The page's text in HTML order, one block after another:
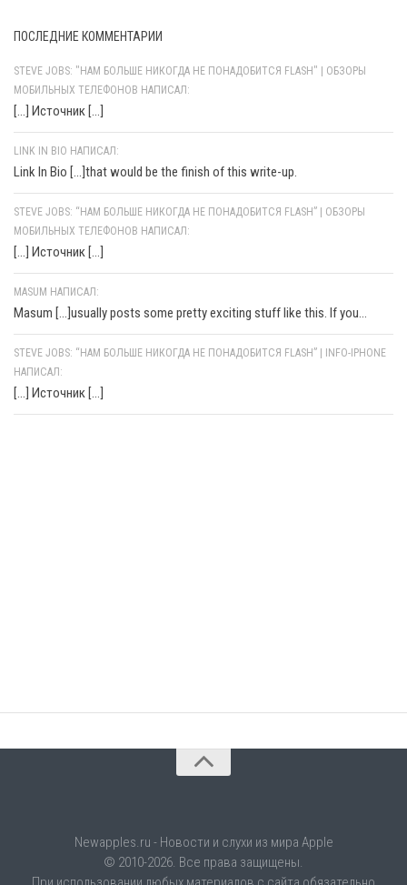
ПОСЛЕДНИЕ КОММЕНТАРИИ
STEVE JOBS: "НАМ БОЛЬШЕ НИКОГДА НЕ ПОНАДОБИТСЯ FLASH" | ОБЗОРЫ
МОБИЛЬНЫХ ТЕЛЕФОНОВ НАПИСАЛ:
[…] Источник […]
LINK IN BIO НАПИСАЛ:
Link In Bio [...]that would be the finish of this write-up.
STEVE JOBS: “НАМ БОЛЬШЕ НИКОГДА НЕ ПОНАДОБИТСЯ FLASH” | ОБЗОРЫ
МОБИЛЬНЫХ ТЕЛЕФОНОВ НАПИСАЛ:
[…] Источник […]
MASUM НАПИСАЛ:
Masum [...]usually posts some pretty exciting stuff like this. If you...
STEVE JOBS: “НАМ БОЛЬШЕ НИКОГДА НЕ ПОНАДОБИТСЯ FLASH” | INFO-IPHONE
НАПИСАЛ:
[…] Источник […]
Newapples.ru - Новости и слухи из мира Apple
© 2010-2026. Все права защищены.